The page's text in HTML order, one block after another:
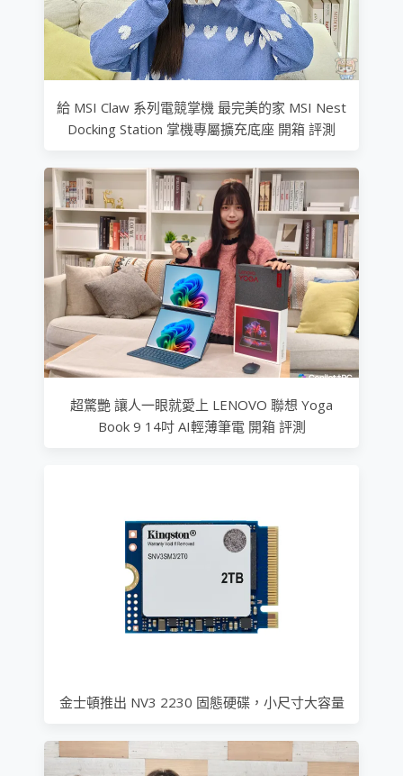
給 MSI Claw 系列電競掌機 最完美的家 MSI Nest
Docking Station 掌機專屬擴充底座 開箱 評測
超驚艷 讓人一眼就愛上 LENOVO 聯想 Yoga
Book 9 14吋 AI輕薄筆電 開箱 評測
金士頓推出 NV3 2230 固態硬碟，小尺寸大容量